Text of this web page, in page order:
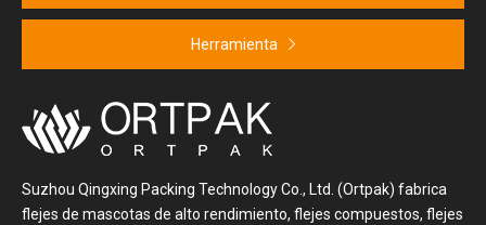
Herramienta
Suzhou Qingxing Packing Technology Co., Ltd. (Ortpak) fabrica
flejes de mascotas de alto rendimiento, flejes compuestos, flejes